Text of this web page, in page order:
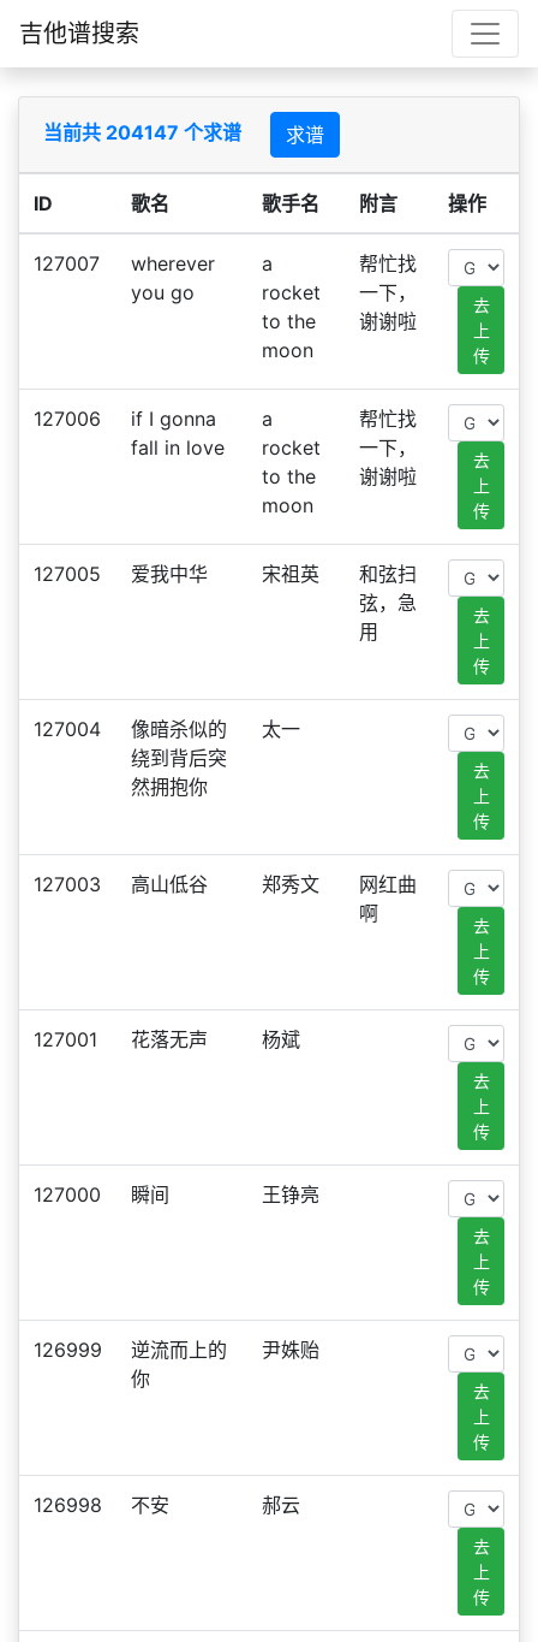
吉他谱搜索
当前共 204147 个求谱 求谱
ID 歌名 歌手名 附言 操作
127007
wherever
you go
a
rocket
to the
moon
帮忙找
一下，
谢谢啦
去
上
传
127006
if I gonna
fall in love
a
rocket
to the
moon
帮忙找
一下，
谢谢啦
去
上
传
127005 爱我中华 宋祖英
和弦扫
弦，急
用
去
上
传
127004
像暗杀似的
绕到背后突
然拥抱你
太一
去
上
传
127003 高山低谷 郑秀文
网红曲
啊
去
上
传
127001 花落无声 杨斌
去
上
传
127000 瞬间 王铮亮
去
上
传
126999
逆流而上的
你
尹姝贻
去
上
传
126998 不安 郝云
去
上
传